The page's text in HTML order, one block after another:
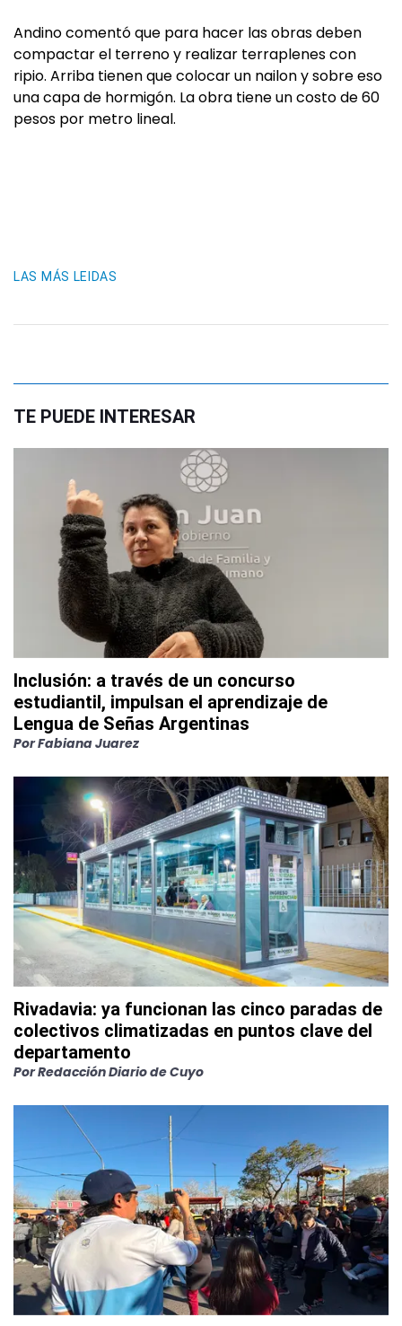
Andino comentó que para hacer las obras deben
compactar el terreno y realizar terraplenes con
ripio. Arriba tienen que colocar un nailon y sobre eso
una capa de hormigón. La obra tiene un costo de 60
pesos por metro lineal.
LAS MÁS LEIDAS
TE PUEDE INTERESAR
Inclusión: a través de un concurso
estudiantil, impulsan el aprendizaje de
Lengua de Señas Argentinas
PorFabiana Juarez
Rivadavia: ya funcionan las cinco paradas de
colectivos climatizadas en puntos clave del
departamento
PorRedacción Diario de Cuyo